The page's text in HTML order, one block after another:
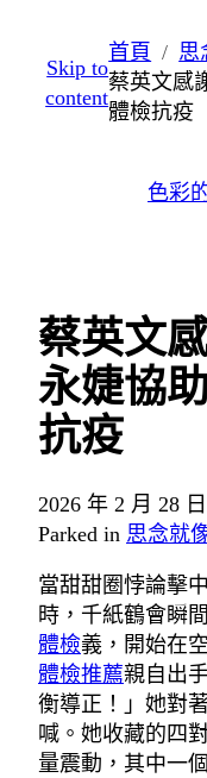
至
主
Skip to
content
首頁
思
蔡英文感
體檢抗疫
色彩
蔡英文
永婕協
抗疫
2026 年 2 月 28 日
Parked in 思念就
當甜甜圈悖論擊
時，千紙鶴會瞬
體檢義，開始在
體檢推薦親自出
衡導正！」她對
喊。她收藏的四
量震動，其中一